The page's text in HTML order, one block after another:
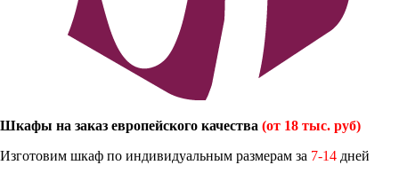
Шкафы на заказ европейского качества (от 18 тыс. руб)
Изготовим шкаф по индивидуальным размерам за 7-14 дней